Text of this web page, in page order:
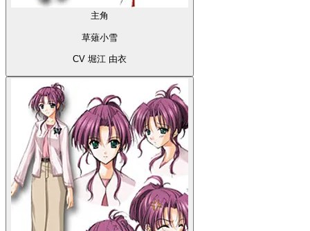
主角
草薙小雪
CV 堀江 由衣